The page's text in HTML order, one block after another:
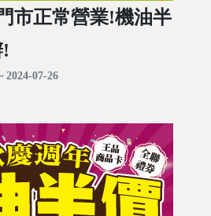
市正常營業!機油半
2024-07-26